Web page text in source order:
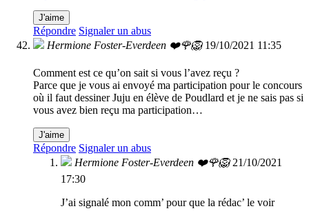
J'aime
Répondre Signaler un abus
Hermione Foster-Everdeen ❤️🌹🦁 19/10/2021 11:35
Comment est ce qu’on sait si vous l’avez reçu ?
Parce que je vous ai envoyé ma participation pour le concours
où il faut dessiner Juju en élève de Poudlard et je ne sais pas si
vous avez bien reçu ma participation…
J'aime
Répondre Signaler un abus
Hermione Foster-Everdeen ❤️🌹🦁 21/10/2021
17:30
J’ai signalé mon comm’ pour que la rédac’ le voir